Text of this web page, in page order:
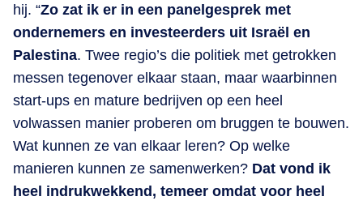
hij. “Zo zat ik er in een panelgesprek met
ondernemers en investeerders uit Israël en
Palestina. Twee regio’s die politiek met getrokken
messen tegenover elkaar staan, maar waarbinnen
start-ups en mature bedrijven op een heel
volwassen manier proberen om bruggen te bouwen.
Wat kunnen ze van elkaar leren? Op welke
manieren kunnen ze samenwerken? Dat vond ik
heel indrukwekkend, temeer omdat voor heel